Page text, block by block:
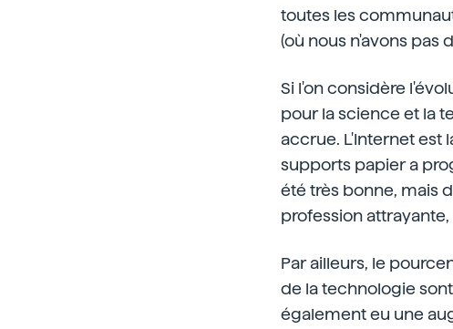
toutes les
(où nous n'avons pas
Si l'on considère
pour la science et la
accrue. L'Internet est
supports papier a
été très bonne, mais
profession
Par ailleurs, le
de la technologie
également eu une